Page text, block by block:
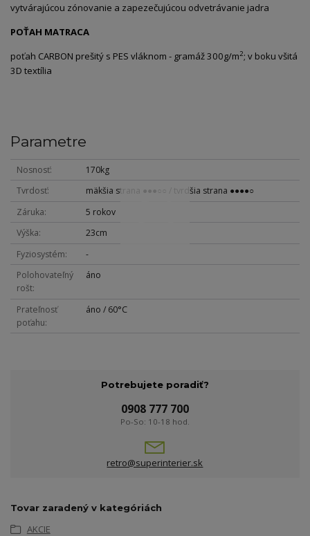
vytvárajúcou zónovanie a zapezečujúcou odvetrávanie jadra
POŤAH MATRACA
poťah CARBON prešitý s PES vláknom - gramáž 300g/m2; v boku všitá
3D textília
Parametre
Nosnosť
170kg
Tvrdosť
mäkšia strana ●●●○○ / tvrdšia strana ●●●●○
Záruka
5 rokov
Výška
23cm
Fyziosystém
-
Polohovateľný
rošt
áno
Prateľnosť
poťahu
áno / 60°C
Potrebujete poradiť?
0908 777 700
Po-So: 10-18 hod.
retro@superinterier.sk
Tovar zaradený v kategóriách
AKCIE